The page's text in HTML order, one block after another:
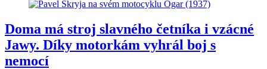
Doma má stroj slavného četníka i vzácné
Jawy. Díky motorkám vyhrál boj s
nemocí